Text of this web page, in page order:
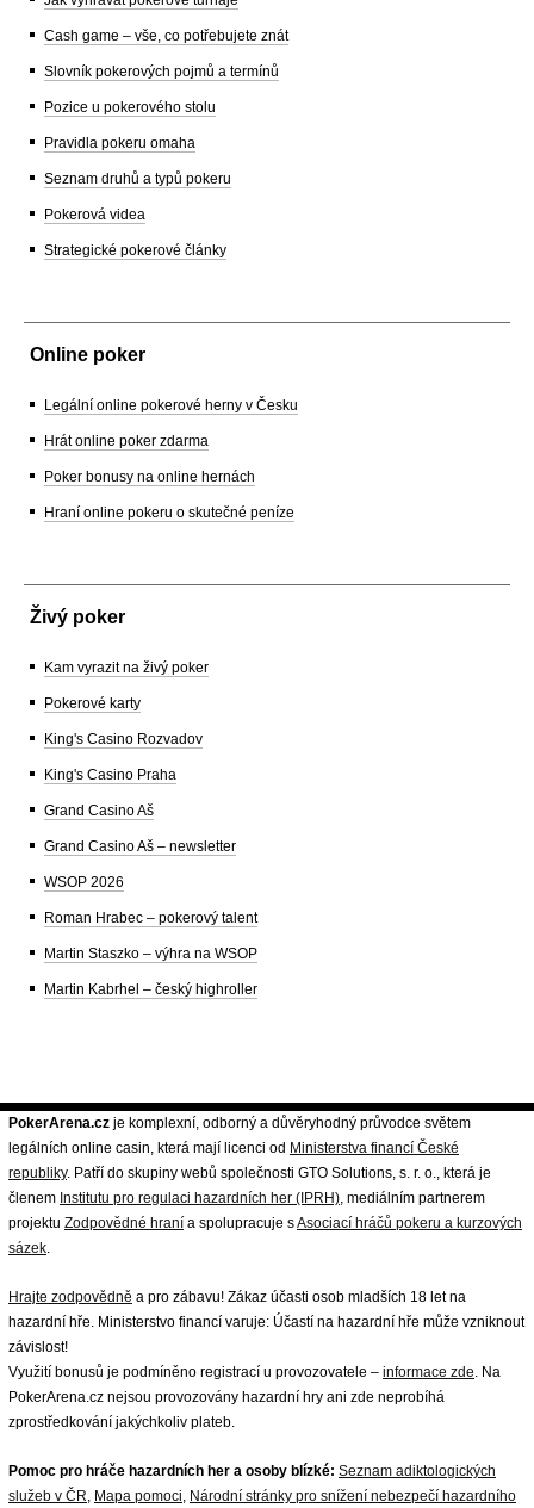
Cash game – vše, co potřebujete znát
Slovník pokerových pojmů a termínů
Pozice u pokerového stolu
Pravidla pokeru omaha
Seznam druhů a typů pokeru
Pokerová videa
Strategické pokerové články
Online poker
Legální online pokerové herny v Česku
Hrát online poker zdarma
Poker bonusy na online hernách
Hraní online pokeru o skutečné peníze
Živý poker
Kam vyrazit na živý poker
Pokerové karty
King's Casino Rozvadov
King's Casino Praha
Grand Casino Aš
Grand Casino Aš – newsletter
WSOP 2026
Roman Hrabec – pokerový talent
Martin Staszko – výhra na WSOP
Martin Kabrhel – český highroller
PokerArena.cz je komplexní, odborný a důvěryhodný průvodce světem
legálních online casin, která mají licenci od Ministerstva financí České
republiky. Patří do skupiny webů společnosti GTO Solutions, s. r. o., která je
členem Institutu pro regulaci hazardních her (IPRH), mediálním partnerem
projektu Zodpovědné hraní a spolupracuje sAsociací hráčů pokeru a kurzových
sázek.
Hrajte zodpovědně a pro zábavu! Zákaz účasti osob mladších 18 let na
hazardní hře. Ministerstvo financí varuje: Účastí na hazardní hře může vzniknout
závislost!
Využití bonusů je podmíněno registrací u provozovatele – informace zde. Na
PokerArena.cz nejsou provozovány hazardní hry ani zde neprobíhá
zprostředkování jakýchkoliv plateb.
Pomoc pro hráče hazardních her a osoby blízké: Seznam adiktologických
služeb v ČR, Mapa pomoci, Národní stránky pro snížení nebezpečí hazardního